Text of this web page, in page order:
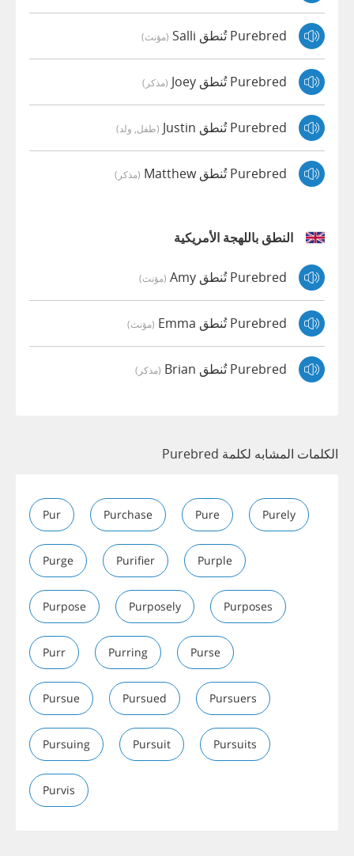
Purebred تُنطق Salli (مؤنث)
Purebred تُنطق Joey (مذكر)
Purebred تُنطق Justin (طفل, ولد)
Purebred تُنطق Matthew (مذكر)
النطق باللهجة الأمريكية
Purebred تُنطق Amy (مؤنث)
Purebred تُنطق Emma (مؤنث)
Purebred تُنطق Brian (مذكر)
الكلمات المشابه لكلمة Purebred
Pur Purchase Pure Purely
Purge Purifier Purple
Purpose Purposely Purposes
Purr Purring Purse
Pursue Pursued Pursuers
Pursuing Pursuit Pursuits
Purvis